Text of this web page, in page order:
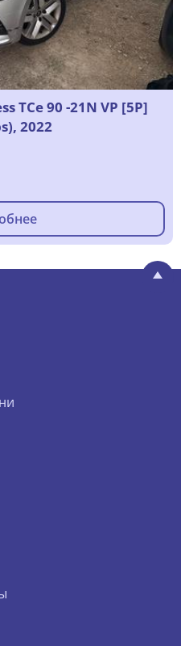
TCe 90 -21N VP [5P]
2022